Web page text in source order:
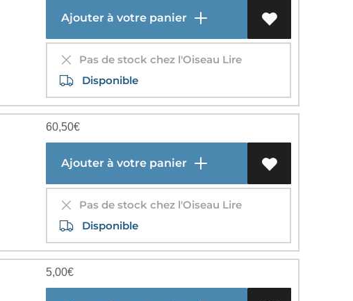
Ajouter à votre panier
Pas de stock chez l'Oiseau Lire
Disponible
60,50€
Ajouter à votre panier
Pas de stock chez l'Oiseau Lire
Disponible
5,00€